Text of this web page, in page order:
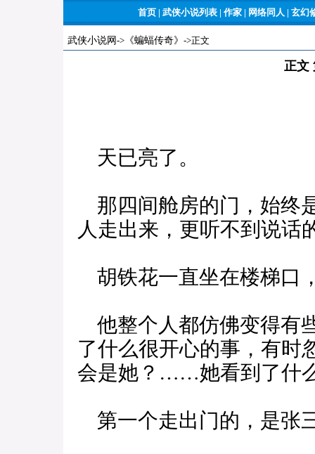
首页 | 武侠小说列表 | 作家 | 网络同人 | 玄幻
武侠小说网 -> 《蝙蝠传奇》 ->正文
正文
天已亮了。
那四间舱房的门，始终
人走出来，更听不到说话
胡铁花一直坐在楼梯口
他整个人都仿佛变得有
了什么很开心的事，有时
会是她？……她看到了什
第一个走出门的，是张